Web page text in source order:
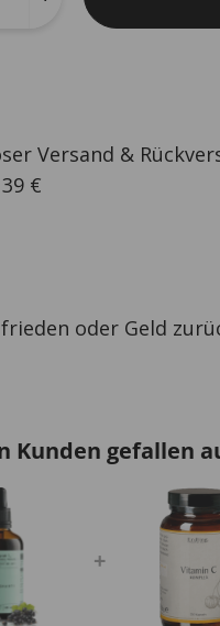
Versand &
€
oder Geld
Kunden gefallen
+